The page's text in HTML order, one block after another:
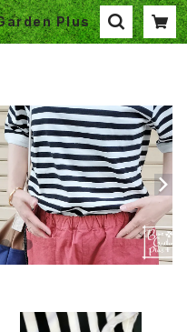
Plus